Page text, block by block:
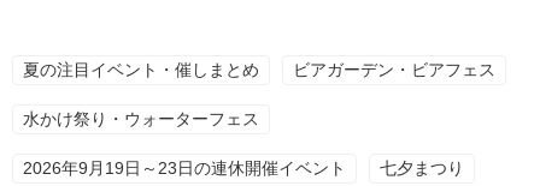
夏の注目イベント・催しまとめ ビアガーデン・ビアフェス
水かけ祭り・ウォーターフェス
2026年9月19日～23日の連休開催イベント 七夕まつり